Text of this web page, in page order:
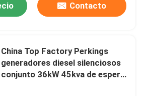
Contacto
China Top Factory Perkings
generadores diesel silenciosos
conjunto 36kW 45kva de espera